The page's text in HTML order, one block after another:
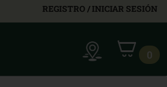
REGISTRO / INICIAR SESIÓN
0